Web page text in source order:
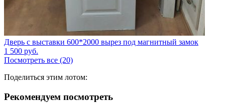
Дверь с выставки 600*2000 вырез под магнитный замок
1 500 руб.
Посмотреть все (20)
Поделиться этим лотом:
Рекомендуем посмотреть